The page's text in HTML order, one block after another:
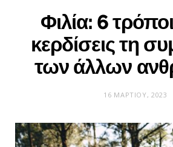
Φιλία: 6
κερδίσεις τη
των άλλων
16 ΜΑΡΤΊΟΥ, 2023